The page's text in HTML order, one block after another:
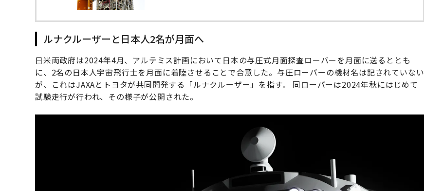
ルナクルーザーと日本人2名が月面へ
日米両政府は2024年4月、アルテミス計画において日本の与圧式月面探査ローバーを月面に送るととも
に、2名の日本人宇宙飛行士を月面に着陸させることで合意した。与圧ローバーの機材名は記されていない
が、これはJAXAとトヨタが共同開発する「ルナクルーザー」を指す。 同ローバーは2024年秋にはじめて
試験走行が行われ、その様子が公開された。